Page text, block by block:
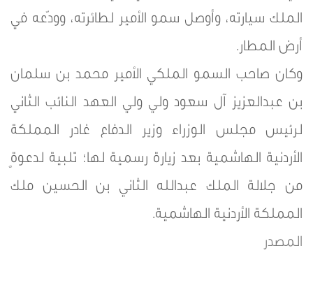
الملك سيارته، وأوصل سمو الأمير لطائرته، وودّعه في
أرض المطار.
وكان صاحب السمو الملكي الأمير محمد بن سلمان
بن عبدالعزيز آل سعود ولي ولي العهد النائب الثاني
لرئيس مجلس الوزراء وزير الدفاع غادر المملكة
الأردنية الهاشمية بعد زيارة رسمية لها؛ تلبية لدعوةٍ
من جلالة الملك عبدالله الثاني بن الحسين ملك
المملكة الأردنية الهاشمية.
المصدر